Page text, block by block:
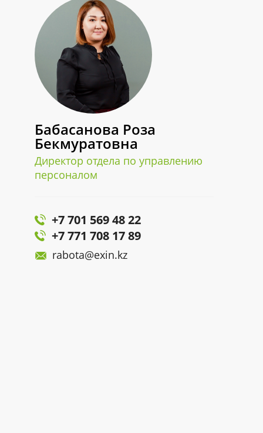
Бабасанова Роза
Бекмуратовна
Директор отдела по управлению
персоналом
+7 701 569 48 22
+7 771 708 17 89
rabota@exin.kz